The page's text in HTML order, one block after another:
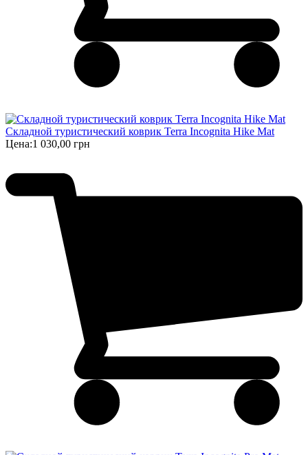
Складной туристический коврик Terra Incognita Hike Mat
Цена:1 030,00 грн